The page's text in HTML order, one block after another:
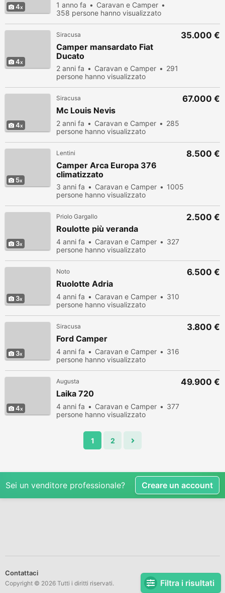
Filtra i risultati
4 1 anno fa
Caravan e Camper
358 persone hanno visualizzato
4
Siracusa
Camper mansardato Fiat
Ducato
2 anni fa Caravan e Camper
291
persone hanno visualizzato
35.000 €
4
Siracusa
Mc Louis Nevis
2 anni fa Caravan e Camper
285
persone hanno visualizzato
67.000 €
5
Lentini
Camper Arca Europa 376
climatizzato
3 anni fa Caravan e Camper
1005
persone hanno visualizzato
8.500 €
3
Priolo Gargallo
Roulotte più veranda
4 anni fa Caravan e Camper
327
persone hanno visualizzato
2.500 €
3
Noto
Ruolotte Adria
4 anni fa Caravan e Camper
310
persone hanno visualizzato
6.500 €
3
Siracusa
Ford Camper
4 anni fa Caravan e Camper
316
persone hanno visualizzato
3.800 €
4
Augusta
Laika 720
4 anni fa Caravan e Camper
377
persone hanno visualizzato
49.900 €
1 2
Sei un venditore professionale? Creare un account
Contattaci
Copyright © 2026 Tutti i diritti riservati.